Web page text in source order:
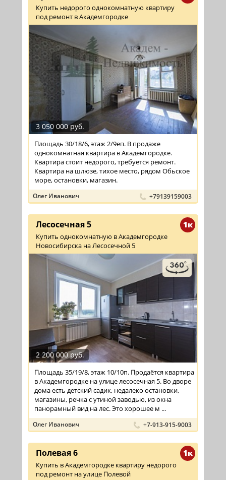
Купить недорого однокомнатную квартиру
под ремонт в Академгородке
3 050 000 руб.
Площадь 30/18/6, этаж 2/9еп. В продаже
однокомнатная квартира в Академгородке.
Квартира стоит недорого, требуется ремонт.
Квартира на шлюзе, тихое место, рядом Обьское
море, остановки, магазин.
Олег Иванович +79139159003
1к
Лесосечная 5
Купить однокомнатную в Академгородке
Новосибирска на Лесосечной 5
2 200 000 руб.
Площадь 35/19/8, этаж 10/10п. Продаётся квартира
в Академгородке на улице лесосечная 5. Во дворе
дома есть детский садик, недалеко остановки,
магазины, речка с утиной заводью, из окна
панорамный вид на лес. Это хорошее м ...
Олег Иванович +7-913-915-9003
1к
Полевая 6
Купить в Академгородке квартиру недорого
под ремонт на улице Полевой